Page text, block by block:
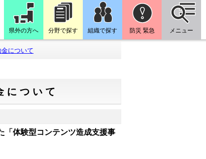
県外の方へ 分野で探す 組織で探す 防災 緊急 メニュー
について
について
「体験型コンテンツ造成支援事